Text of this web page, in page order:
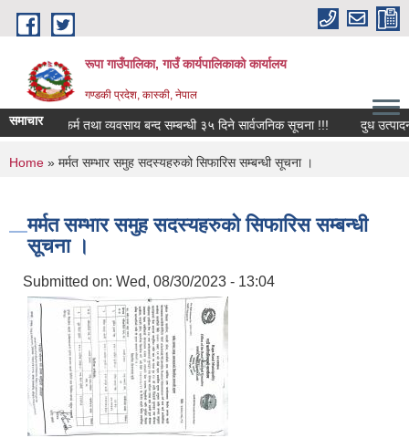
Skip to main content
रूपा गाउँपालिका, गाउँ कार्यपालिकाको कार्यालय
गण्डकी प्रदेश, कास्की, नेपाल
समाचारफर्म तथा व्यवसाय बन्द सम्बन्धी ३५ दिने सार्वजनिक सूचना !!! दुध उत्पादनमा
You are here
Home » मर्मत सम्भार समुह सदस्यहरुको सिफारिस सम्बन्धी सूचना ।
मर्मत सम्भार समुह सदस्यहरुको सिफारिस सम्बन्धी
सूचना ।
Submitted on: Wed, 08/30/2023 - 13:04